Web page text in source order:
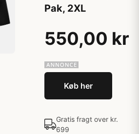
Pak, 2XL
550,00 kr
Køb her
Gratis fragt over kr.
699